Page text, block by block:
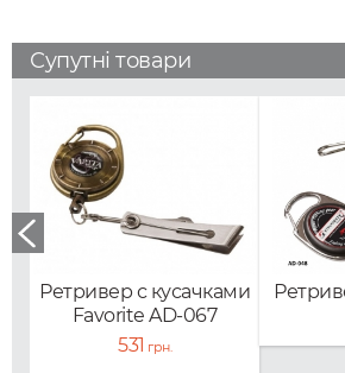
Супутні товари
Ретривер с кусачками
Favorite AD-067
531 грн.